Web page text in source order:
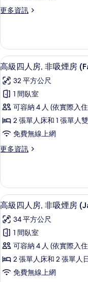
非
煙
房
(King,)
的
所
有
相
片
更多資訊
更
雙
人
房,
吸
煙
房
(King,)
的
詳
情
顯
示
高
級
四
人
非
煙
房
(Family,)
的
所
有
相
片
19
高級四人房, 非吸煙房
32 平方公尺
1 間臥室
可容納 4 人 (依實際入
2 張單人床和 1 張單人
免費無線上網
更多資訊
更
四
人
房,
吸
煙
房
(Family,)
的
詳
情
顯
示
高
級
四
人
14
高級四人房, 非吸煙房
34 平方公尺
1 間臥室
可容納 4 人 (依實際入
2 張單人床和 2 張單人
免費無線上網